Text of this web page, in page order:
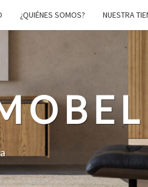
¿QUIÉNES SOMOS? NUESTRA